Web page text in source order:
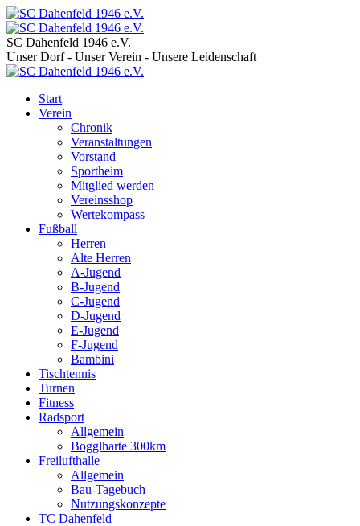
SC Dahenfeld 1946 e.V.
Unser Dorf - Unser Verein - Unsere Leidenschaft
Start
Verein
Chronik
Veranstaltungen
Vorstand
Sportheim
Mitglied werden
Vereinsshop
Wertekompass
Fußball
Herren
Alte Herren
A-Jugend
B-Jugend
C-Jugend
D-Jugend
E-Jugend
F-Jugend
Bambini
Tischtennis
Turnen
Fitness
Radsport
Allgemein
Bogglharte 300km
Freilufthalle
Allgemein
Bau-Tagebuch
Nutzungskonzepte
TC Dahenfeld